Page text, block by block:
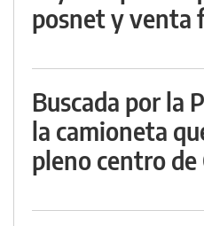
posnet y venta
Buscada por la
la camioneta
pleno centro